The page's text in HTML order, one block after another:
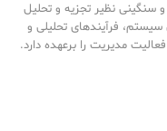
سنگینی نظیر تجزیه و تحلیل
فرآیندهای تحلیلی و
مدیریت را برعهده دارد.